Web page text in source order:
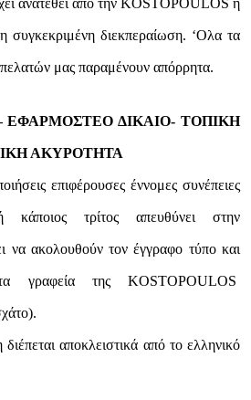
ανατεθεί από την KOSTOPOULOS ή
συγκεκριμένη διεκπεραίωση. ‘Ολα τα
μας παραμένουν απόρρητα.
ΕΦΑΡΜΟΣΤΕΟ ΔΙΚΑΙΟ- ΤΟΠΙΚΗ
ΑΚΥΡΟΤΗΤΑ
επιφέρουσες έννομες συνέπειες
τρίτος απευθύνει στην
να ακολουθούν τον έγγραφο τύπο και
γραφεία της KOSTOPOULOS
αποκλειστικά από το ελληνικό